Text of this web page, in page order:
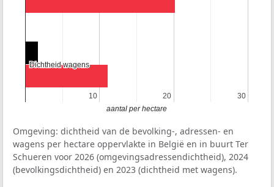
10
10 20
20 30
30
Dichtheid wagens
Dichtheid wagens
aantal per hectare
Omgeving: dichtheid van de bevolking-, adressen- en
wagens per hectare oppervlakte in België en in buurt Ter
Schueren voor 2026 (omgevingsadressendichtheid), 2024
(bevolkingsdichtheid) en 2023 (dichtheid met wagens).